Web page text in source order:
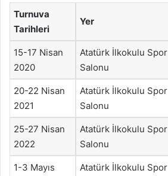
Turnuva
Tarihleri
Yer
15-17 Nisan
2020
Atatürk İlkokulu Spor
Salonu
20-22 Nisan
2021
Atatürk İlkokulu Spor
Salonu
25-27 Nisan
2022
Atatürk İlkokulu Spor
Salonu
1-3 Mayıs
Atatürk İlkokulu Spor